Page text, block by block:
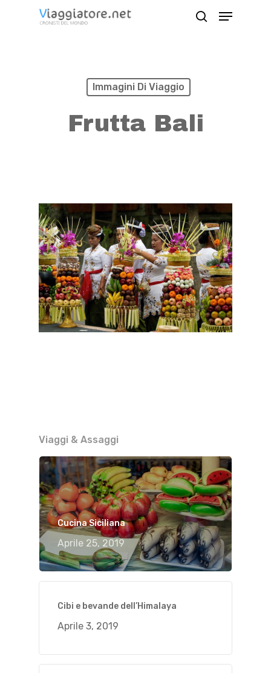
Menu
Immagini Di Viaggio
Frutta Bali
Viaggi & Assaggi
Cucina Siciliana
Aprile 25, 2019
Cibi e bevande dell’Himalaya
Aprile 3, 2019